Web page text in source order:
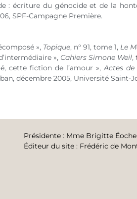
: écriture du génocide et de la
SPF-Campagne Première.
», Topique, n° 91, tome 1, Le
», Cahiers Simone Weil,
cette fiction de l’amour »,Actes de
décembre 2005, Université Saint-
Présidente: Mme Brigitte
Éditeur du site: Frédéric de